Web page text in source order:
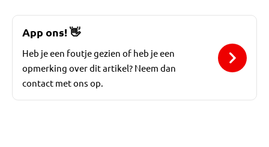
App ons!👋
Heb je een foutje gezien of heb je een
opmerking over dit artikel? Neem dan
contact met ons op.